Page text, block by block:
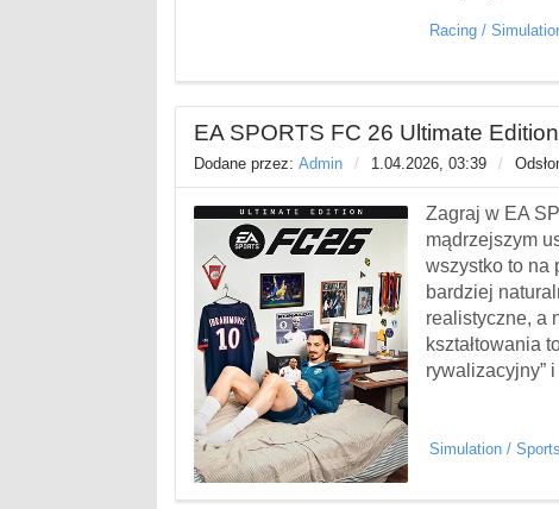
Racing /
EA SPORTS FC 26 Ultimate
Dodane przez: Admin / 1.04.2026, 03:39 /
Zagraj w EA
mądrzejszym
wszystko to na
bardziej
realistyczne, a
kształtowania
rywalizacyjny”
Simulation / Sports